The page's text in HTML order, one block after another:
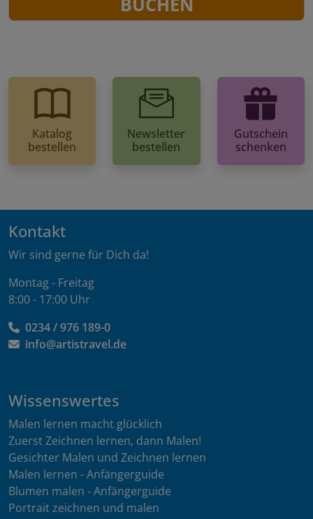
Katalog
bestellen
Newsletter
bestellen
Gutschein
schenken
Kontakt
Wir sind gerne für Dich da!
Montag - Freitag
8:00 - 17:00 Uhr
0234 / 976 189-0
info@artistravel.de
Wissenswertes
Malen lernen macht glücklich
Zuerst Zeichnen lernen, dann Malen!
Gesichter Malen und Zeichnen lernen
Malen lernen - Anfängerguide
Blumen malen - Anfängerguide
Portrait zeichnen und malen